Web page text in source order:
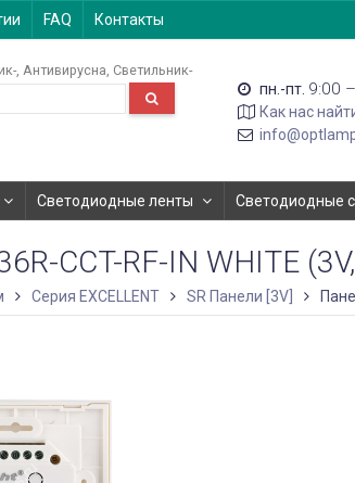
FAQ Контакты
Антивирусна Светильник-
пн.-пт. 9:00
Как нас
Светодиодные ленты Светодиодные
CCT-RF-IN WHITE
Серия EXCELLENT SR Панели [3V]